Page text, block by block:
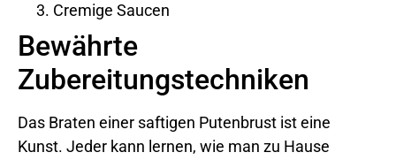
Cremige Saucen
Bewährte
Zubereitungstechniken
Das Braten einer saftigen Putenbrust ist eine
Kunst. Jeder kann lernen, wie man zu Hause